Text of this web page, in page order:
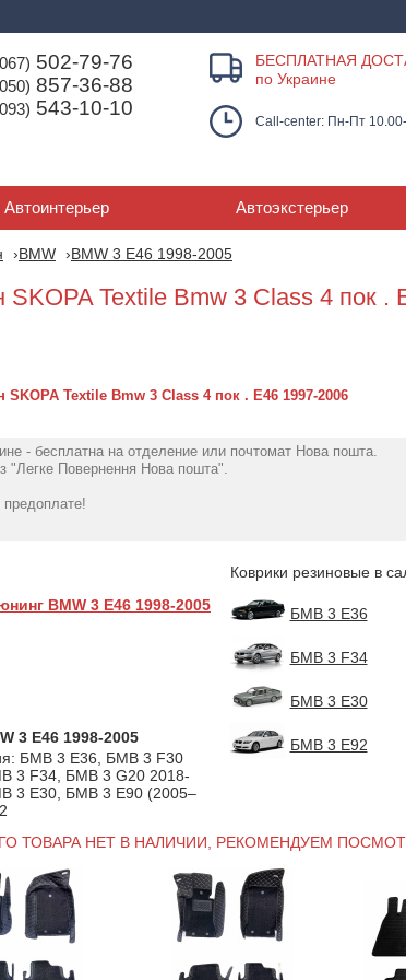
502-79-76
857-36-88
543-10-10
БЕСПЛАТНАЯ
по Украине
Call-center: Пн-Пт
Автоинтерьер Автоэкстерьер
BMW BMW 3 E46 1998-2005
SKOPA Textile Bmw 3 Class 4 пок .
SKOPA Textile Bmw 3 Class 4 пок . E46 1997-2006
- бесплатна на отделение или почтомат Нова пошта.
"Легке Повернення Нова пошта".
BMW 3 E46 1998-2005
3 E46 1998-2005
БМВ 3 E36, БМВ 3 F30
3 F34, БМВ 3 G20 2018-
3 Е30, БМВ 3 Е90 (2005–
Коврики резиновые в
БМВ 3 E36
БМВ 3 F34
БМВ 3 Е30
БМВ 3 Е92
ТОВАРА НЕТ В НАЛИЧИИ, РЕКОМЕНДУЕМ
Резиновые коврики в
салон для BMW 3 (Е46)
Резиновые